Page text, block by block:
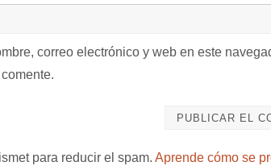
correo electrónico y web en este
para reducir el spam. Aprende cómo se